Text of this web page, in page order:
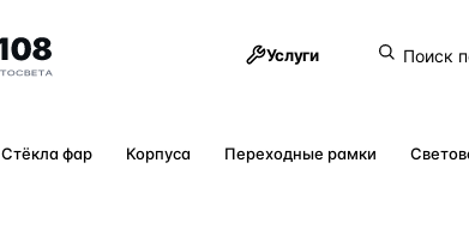
Услуги
Стёкла фар Корпуса Переходные рамки